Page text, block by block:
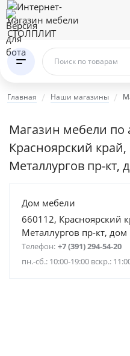
Поиск по товарам
Главная Наши магазины
Магазин мебели по
Красноярский край,
Металлургов пр-кт,
Дом мебели
660112, Красноярский
Металлургов пр-кт,
Телефон: +7 (391) 294-54-20
пн.-сб.: 10:00-19:00 вскр.: